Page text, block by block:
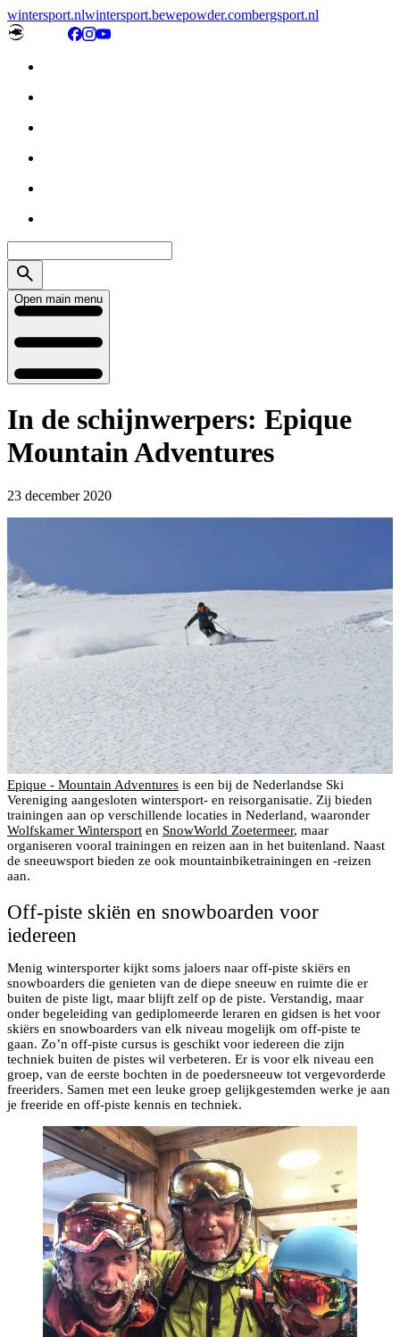
wintersport.nlwintersport.bewepowder.combergsport.nl
Open main menu
In de schijnwerpers: Epique
Mountain Adventures
23 december 2020
Epique - Mountain Adventures is een bij de Nederlandse Ski
Vereniging aangesloten wintersport- en reisorganisatie. Zij bieden
trainingen aan op verschillende locaties in Nederland, waaronder
Wolfskamer Wintersport en SnowWorld Zoetermeer, maar
organiseren vooral trainingen en reizen aan in het buitenland. Naast
de sneeuwsport bieden ze ook mountainbiketrainingen en -reizen
aan.
Off-piste skiën en snowboarden voor
iedereen
Menig wintersporter kijkt soms jaloers naar off-piste skiërs en
snowboarders die genieten van de diepe sneeuw en ruimte die er
buiten de piste ligt, maar blijft zelf op de piste. Verstandig, maar
onder begeleiding van gediplomeerde leraren en gidsen is het voor
skiërs en snowboarders van elk niveau mogelijk om off-piste te
gaan. Zo’n off-piste cursus is geschikt voor iedereen die zijn
techniek buiten de pistes wil verbeteren. Er is voor elk niveau een
groep, van de eerste bochten in de poedersneeuw tot vergevorderde
freeriders. Samen met een leuke groep gelijkgestemden werke je aan
je freeride en off-piste kennis en techniek.